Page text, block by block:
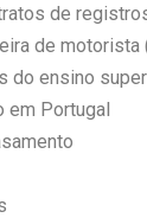
de
de motorista
do ensino
em Portugal